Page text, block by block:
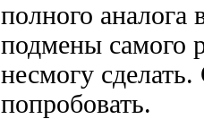
полного аналога
подмены самого
несмогу
попробовать.